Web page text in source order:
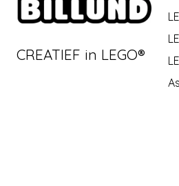
CREATIEF in LEGO®